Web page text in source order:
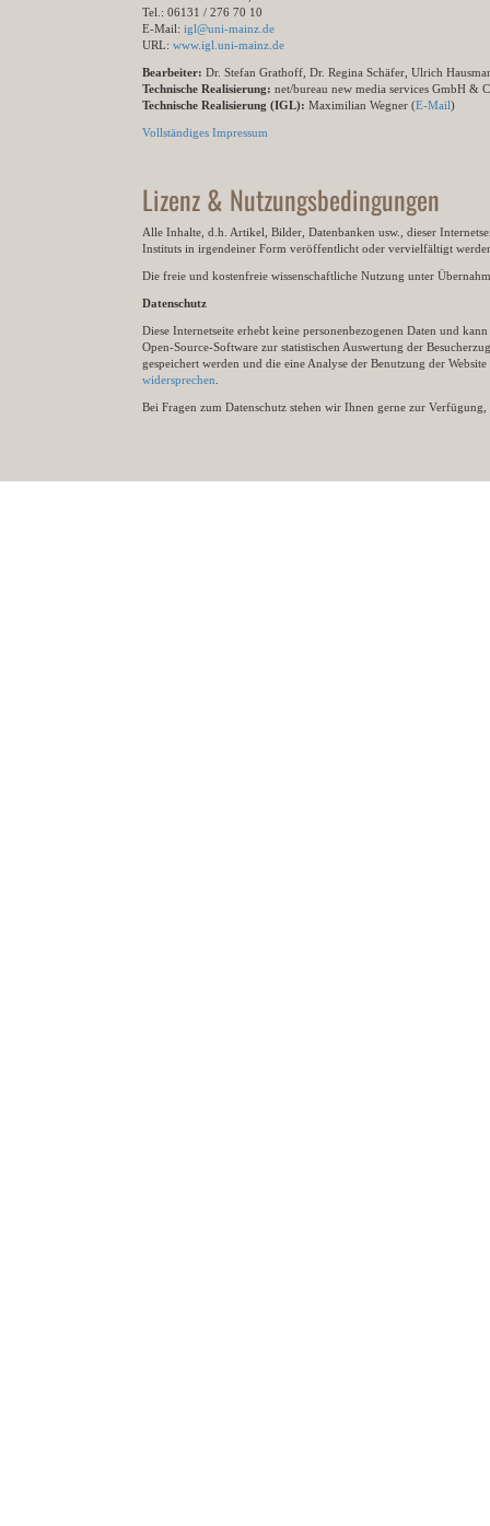
Tel.: 06131 / 276 70 10
E-Mail: igl@uni-mainz.de
URL: www.igl.uni-mainz.de
Bearbeiter: Dr. Stefan Grathoff, Dr. Regina Schäfer, Ulrich
Technische Realisierung: net/bureau new media services GmbH &
Technische Realisierung (IGL): Maximilian Wegner (E-Mail)
Vollständiges Impressum
Lizenz & Nutzungsbedingungen
Alle Inhalte, d.h. Artikel, Bilder, Datenbanken usw., dieser
Instituts in irgendeiner Form veröffentlicht oder vervielfältigt
Die freie und kostenfreie wissenschaftliche Nutzung unter
Datenschutz
Diese Internetseite erhebt keine personenbezogenen Daten und
Open-Source-Software zur statistischen Auswertung der
gespeichert werden und die eine Analyse der Benutzung der
widersprechen
Bei Fragen zum Datenschutz stehen wir Ihnen gerne zur